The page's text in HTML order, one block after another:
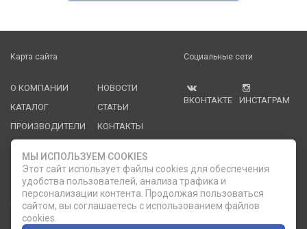
Карта сайта
О КОМПАНИИ
КАТАЛОГ
ПРОИЗВОДИТЕЛИ
УСЛУГИ
НОВОСТИ
СТАТЬИ
КОНТАКТЫ
ОПЛАТА И
ДОСТАВКА
Социальные сети
ВКОНТАКТЕ ИНСТАГРАМ
Служба клиентской поддержки
МЫ ИСПОЛЬЗУЕМ COOKIES
Этот сайт использует файлы cookies для обеспечения
удобства пользователей, анализа трафика и
персонализации контента. Продолжая пользоваться
сайтом, вы соглашаетесь с использованием файлов
cookies.